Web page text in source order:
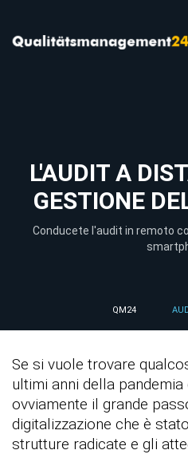
L'AUDIT A
GESTIONE
Conducete l'audit in remoto
QM24
Se si vuole trovare
ultimi anni della pandemia
ovviamente il grande
digitalizzazione che è
strutture radicate e gli